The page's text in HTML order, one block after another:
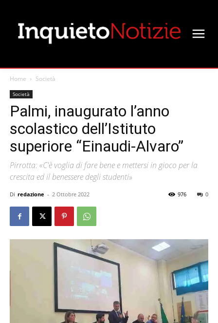
Home Società
Società
Palmi, inaugurato l’anno
scolastico dell’Istituto
superiore “Einaudi-Alvaro”
Pirrotta: «C'è voglia di fare bene e mettersi in gioco per la
crescita ed il benessere degli studenti»
Di redazione - 2 Ottobre 2022 0
976